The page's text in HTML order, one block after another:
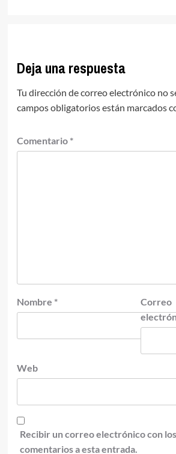
Deja una respuesta
Tu dirección de correo electrónico no
campos obligatorios están marcados
Comentario *
Nombre *
Correo
Web
Recibir un correo electrónico con
comentarios a esta entrada.